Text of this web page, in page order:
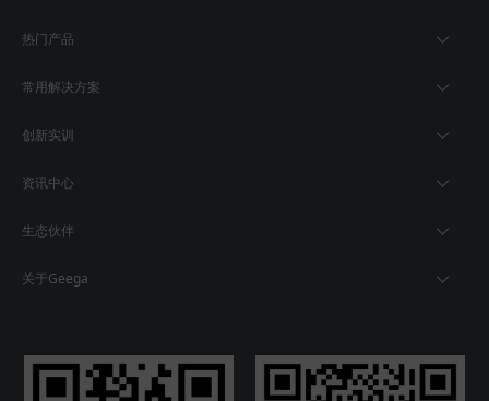
热门产品
常用解决方案
创新实训
资讯中心
生态伙伴
关于Geega